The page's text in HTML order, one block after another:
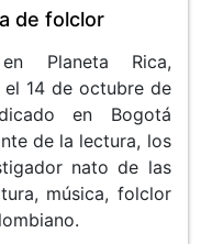
de folclor
Planeta Rica,
el 14 de octubre de
en Bogotá
de la lectura, los
nato de las
música, folclor